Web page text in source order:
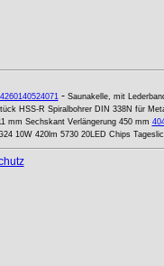
4260140524071- Saunakelle, mit
HSS-R Spiralbohrer DIN 338N für
mm Sechskant Verlängerung 450 mm
10W 420lm 5730 20LED Chips